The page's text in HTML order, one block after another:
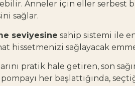
Anneler için eller serbest
sağlar.
seviyesine sahip sistemi ile
hissetmenizi sağlayacak
pratik hale getiren, son
her başlattığında,